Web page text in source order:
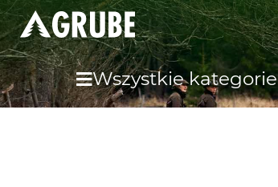
Wszystkie kategorie